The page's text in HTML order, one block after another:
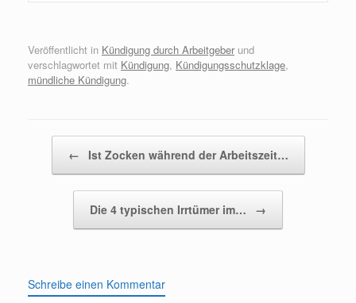
Veröffentlicht in Kündigung durch Arbeitgeber und
verschlagwortet mit Kündigung, Kündigungsschutzklage,
mündliche Kündigung.
← Ist Zocken während der Arbeitszeit…
Die 4 typischen Irrtümer im… →
Schreibe einen Kommentar